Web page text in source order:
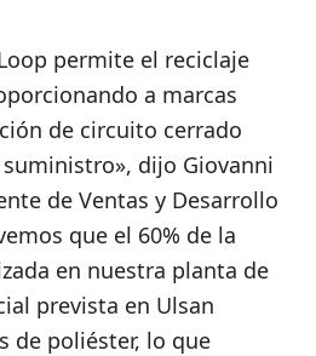
permite el reciclaje
a marcas
de circuito cerrado
dijo Giovanni
de Ventas y Desarrollo
que el 60% de la
en nuestra planta de
prevista en Ulsan
de poliéster, lo que